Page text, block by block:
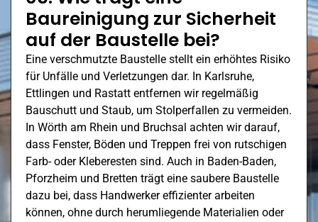
Baureinigung zur Sicherheit
auf der Baustelle bei?
Eine verschmutzte Baustelle stellt ein erhöhtes Risiko
für Unfälle und Verletzungen dar. In Karlsruhe,
Ettlingen und Rastatt entfernen wir regelmäßig
Bauschutt und Staub, um Stolperfallen zu vermeiden.
In Wörth am Rhein und Bruchsal achten wir darauf,
dass Fenster, Böden und Treppen frei von rutschigen
Farb- oder Kleberesten sind. Auch in Baden-Baden,
Pforzheim und Bretten trägt eine saubere Baustelle
dazu bei, dass Handwerker effizienter arbeiten
können, ohne durch herumliegende Materialien oder